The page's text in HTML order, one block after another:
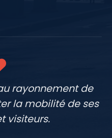
rayonnement de
la mobilité de ses
visiteurs.